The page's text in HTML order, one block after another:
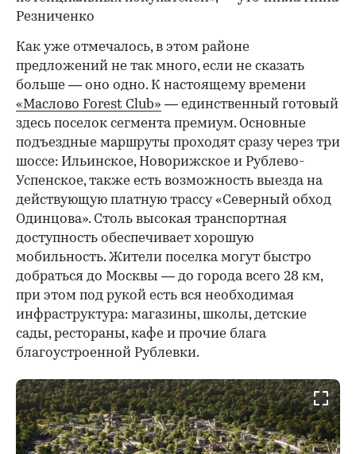
Резниченко
Как уже отмечалось, в этом районе
предложений не так много, если не сказать
больше — оно одно. К настоящему времени
«Маслово Forest Club» — единственный готовый
здесь поселок сегмента премиум. Основные
подъездные маршруты проходят сразу через три
шоссе: Ильинское, Новорижское и Рублево-
Успенское, также есть возможность выезда на
действующую платную трассу «Северный обход
Одинцова». Столь высокая транспортная
доступность обеспечивает хорошую
мобильность. Жители поселка могут быстро
добраться до Москвы — до города всего 28 км,
при этом под рукой есть вся необходимая
инфраструктура: магазины, школы, детские
сады, рестораны, кафе и прочие блага
благоустроенной Рублевки.